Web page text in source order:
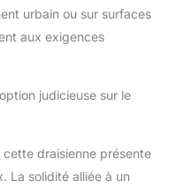
ROUES :
les roues stables et
cm conviennent
aussi bien aux
compactés
parc ou de la
urbain ou sur surfaces
aux exigences
judicieuse sur le
draisienne présente
La solidité alliée à un